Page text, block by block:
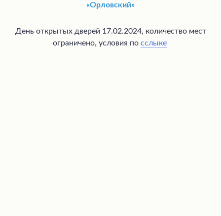
«Орловский»
День открытых дверей 17.02.2024, количество мест
ограничено, условия по сслыке